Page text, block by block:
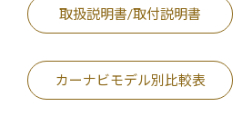
取扱説明書/取付説明書
カーナビモデル別比較表